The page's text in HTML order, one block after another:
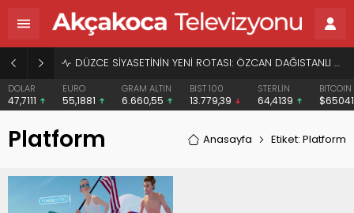
DÜZCE SİYASETİNİN YENİ ROTASI: ÖZCAN DAĞISTANLI VE “HERKESİN BAŞKANI” VİZYONU
DOLAR
47,7111
EURO
55,1881
GRAM ALTIN
6.660,55
BIST 100
13.779,39
STERLİN
64,4139
BITCOIN
Platform Anasayfa Etiket: Platform